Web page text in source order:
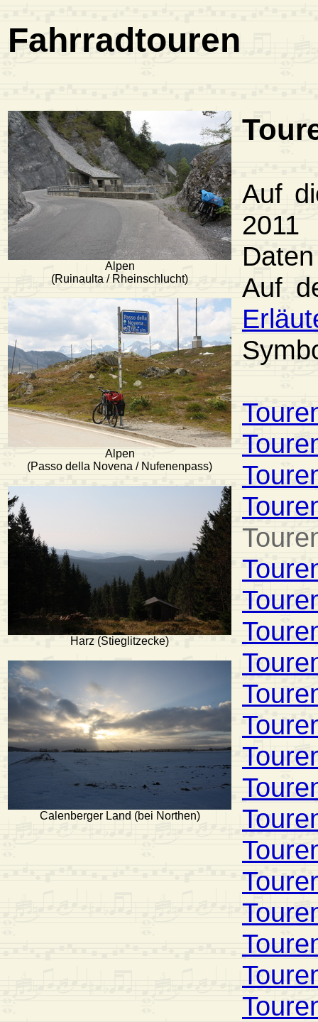
Fahrradtouren
Alpen
(Ruinaulta / Rheinschlucht)
Alpen
(Passo della Novena / Nufenenpass)
Harz (Stieglitzecke)
Calenberger Land (bei Northen)
Auf
2011
Auf